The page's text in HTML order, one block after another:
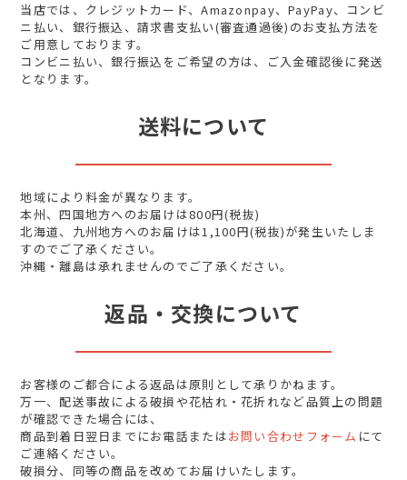
当店では、クレジットカード、Amazonpay、PayPay、コンビ
ニ払い、銀行振込、請求書支払い(審査通過後)のお支払方法を
ご用意しております。
コンビニ払い、銀行振込をご希望の方は、ご入金確認後に発送
となります。
送料について
地域により料金が異なります。
本州、四国地方へのお届けは800円(税抜)
北海道、九州地方へのお届けは1,100円(税抜)が発生いたしま
すのでご了承ください。
沖縄・離島は承れませんのでご了承ください。
返品・交換について
お客様のご都合による返品は原則として承りかねます。
万一、配送事故による破損や花枯れ・花折れなど品質上の問題
が確認できた場合には、
商品到着日翌日までにお電話またはお問い合わせフォーム にて
ご連絡ください。
破損分、同等の商品を改めてお届けいたします。